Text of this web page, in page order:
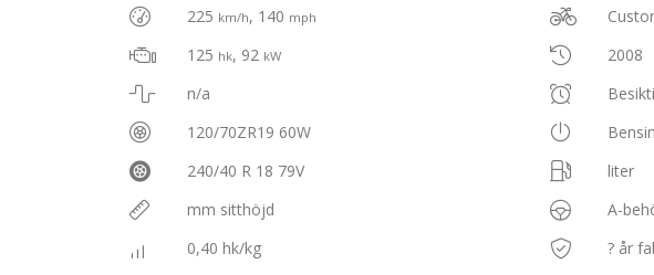
225 km/h, 140 mph
125 hk, 92 kW
n/a
120/70ZR19 60W
240/40 R 18 79V
mm sitthöjd
0,40 hk/kg
2008
Bensin
liter
A-
? år